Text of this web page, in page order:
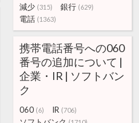
減少 (315) 銀行 (629)
電話 (1363)
携帯電話番号への060
番号の追加について |
企業・IR | ソフトバン
ク
060 (6) IR (706)